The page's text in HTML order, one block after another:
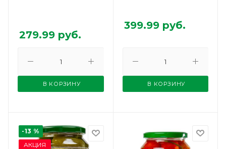
279.99 руб.
В КОРЗИНУ
399.99руб.
В КОРЗИНУ
-13 %
АКЦИЯ